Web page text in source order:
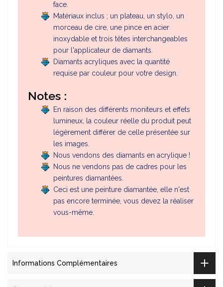
face.
Matériaux inclus ; un plateau, un stylo, un
morceau de cire, une pince en acier
inoxydable et trois têtes interchangeables
pour l'applicateur de diamants.
Diamants acryliques avec la quantité
requise par couleur pour votre design.
Notes :
En raison des différents moniteurs et effets
lumineux, la couleur réelle du produit peut
légèrement différer de celle présentée sur
les images.
Nous vendons des diamants en acrylique !
Nous ne vendons pas de cadres pour les
peintures diamantées.
Ceci est une peinture diamantée, elle n'est
pas encore terminée, vous devez la réaliser
vous-même.
Informations Complémentaires